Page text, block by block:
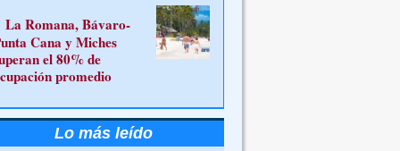
La Romana, Bávaro-
Cana y Miches
el 80% de
promedio
Lo más leído